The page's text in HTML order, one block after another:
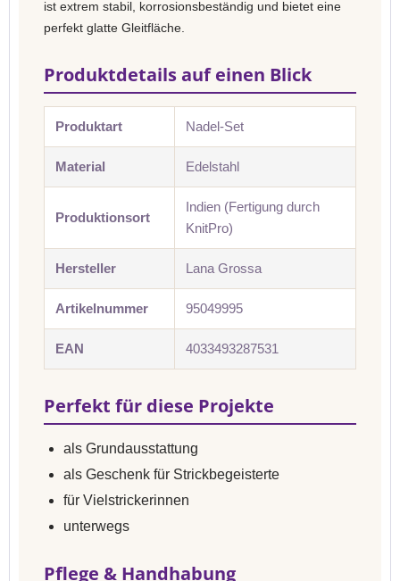
ist extrem stabil, korrosionsbeständig und bietet eine
perfekt glatte Gleitfläche.
Produktdetails auf einen Blick
Produktart Nadel-Set
Material Edelstahl
Produktionsort
Indien (Fertigung durch
KnitPro)
Hersteller Lana Grossa
Artikelnummer 95049995
EAN 4033493287531
Perfekt für diese Projekte
als Grundausstattung
als Geschenk für Strickbegeisterte
für Vielstrickerinnen
unterwegs
Pflege & Handhabung